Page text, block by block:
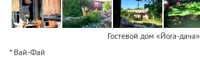
Гостевой дом «Йога-дача»
* Вай-Фай